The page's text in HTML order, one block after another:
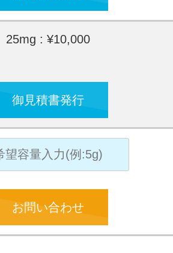
25mg : ¥10,000
御見積書発行
お問い合わせ